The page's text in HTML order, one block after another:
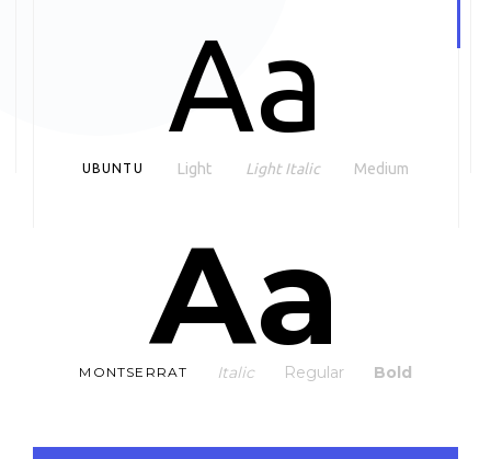
Aa
UBUNTU Light Light Italic Medium
Aa
MONTSERRAT Italic Regular Bold